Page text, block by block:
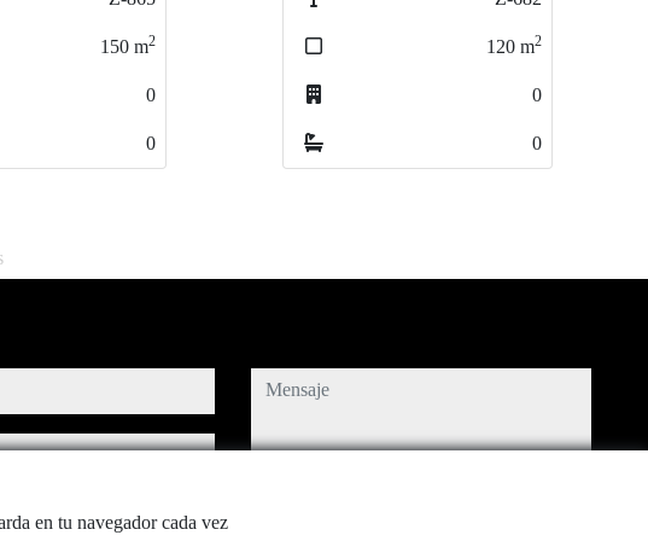
120m2 130m2
1
0
120 m2
0
0
130m2
1
0
mensaje
en tu navegador cada vez